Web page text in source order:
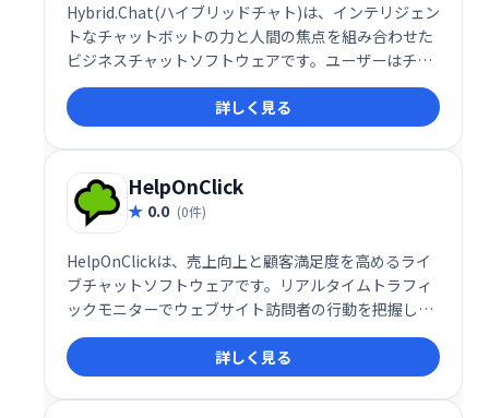
Hybrid.Chat(ハイブリッドチャト)は、インテリジェン
トなチャットボットの力と人間の焦点を組み合わせた
ビジネスチャットソフトウェアです。ユーザーはチャ
ットボットを作成して展開し、顧客、訪問者、潜在的
な顧客と関わり、クエリへのスマートな応答を提供で
きます。
詳しく見る
HelpOnClick
0.0 (0件)
HelpOnClickは、売上向上と顧客満足度を高めるライ
ブチャットソフトウェアです。リアルタイムトラフィ
ックモニターでウェブサイト訪問者の行動を把握し、
適切なタイミングでチャットに招待することで、見込
み客を顧客へと転換します。ウェブサイトへの訪問者
を逃さず、エンゲージメントを高め、売上を伸ばした
い企業に最適なソリューションです。
詳しく見る